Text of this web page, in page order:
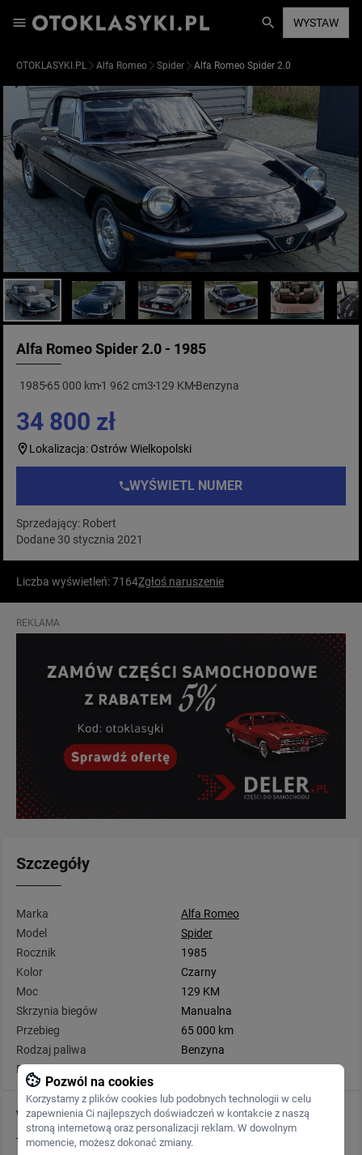
WYSTAW
OTOKLASYKI.PL Alfa Romeo Spider Alfa Romeo Spider 2.0
Alfa Romeo Spider 2.0 - 1985
198565 000 km1 962 cm3 129 KM Benzyna
34 800 zł
Lokalizacja: Ostrów Wielkopolski
WYŚWIETL NUMER
Sprzedający: Robert
Dodane 30 stycznia 2021
Liczba wyświetleń: 7164Zgłoś naruszenie
REKLAMA
Szczegóły
Marka
Alfa Romeo
Model
Spider
Rocznik
1985
Kolor
Czarny
Moc
129 KM
Skrzynia biegów
Manualna
Przebieg
65 000 km
Rodzaj paliwa
Benzyna
Pojemność
Wyposażenie
Pozwól na cookies
Korzystamy z plików cookies lub podobnych technologii w celu
zapewnienia Ci najlepszych doświadczeń w kontakcie z naszą
stroną internetową oraz personalizacji reklam. W dowolnym
momencie, możesz dokonać zmiany.